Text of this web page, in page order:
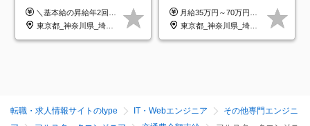
研修のみ◆フルリモート
OK◆残業月3h◆服装髪型自
＼基本給の昇給年2回＆プロジェクト手当による昇給年12回！！／ 【経験者の場合】 月給33万円～70万円＋プロジェクト手当＋資格手当 ★スキルや経験を考慮の上、優遇します ★上記給与には固定残業代20時間分(月4万3883円～)を含みます。残業が超過した場合は、追加支給します(残業は月平均3時間とほぼ発生しません。残業がなくても、固定残業代は支給されます) ★試用期間中も、月給や福利厚生等は同じです ---------- 【未経験者の場合】 月給26万円～50万円＋プロジェクト手当＋資格手当 ★スキルや経験を考慮の上、優遇します ★上記給与には固定残業代20時間分(月3万719円～)を含みます。残業が超過した場合は、追加支給します(残業は月平均3時間とほぼ発生しません。残業がなくても、固定残業代は支給されます) ★試用期間6ヵ月あり ・1ヶ月目～：月給23万円～ ・2ヶ月目～6ヶ月目：月給23万円～＋プロジェクト手当1～3万円 （上記給与にはそれぞれ固定残業代20時間分(月3万719円～)を含み、超過した場合は追加支給します。） ---------- 【プロジェクト手当について】 参画するプロジェクトの単価に応じて毎月の歩合給を支給します 業界内でもトップクラスの高還元です！
東京都_神奈川県_埼玉県_千葉県_大阪府_愛知県_北海道_青森県_岩手県_宮城県_秋田県_山形県_福島県_茨城県_栃木県_群馬県_新潟県_山梨県_長野県_富山県_石川県_福井県_静岡県_岐阜県_三重県_兵庫県_京都府_滋賀県_奈良県_和歌山県_広島県_岡山県_鳥取県_島根県_山口県_徳島県_香川県_愛媛県_高知県_福岡県_熊本県_佐賀県_長崎県_大分県_宮崎県_鹿児島県_沖縄県
与減ナシ｜年収50万円アッ
プ実績／昇給率92％（直近3
年）
月給35万円～70万円（固定残業代30時間分63,869円～を含む）+賞与年1回 ※30時間を超える分は別途支給します ●これまでのご経験・スキル・前職給与をできる限り考慮します ●待機期間も給与を100％支給します ●試用期間中も給与や福利厚生は同じです ≪年収を維持しながら長く働けます！≫ 一般的な企業では55歳や60歳を機に年収が下がりますが、 当社は役職などではなく「スキルや経験」で評価。 エンジニアとして長く働きながら あなたにふさわしい年収を維持できます！
東京都_神奈川県_埼玉県_千葉県
転職・求人情報サイトのtype IT・Webエンジニア
その他専門エンジニ